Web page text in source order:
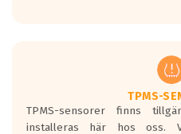
regelverket som introduceras
Ett däck med två svarta vågor
godkända för år 2016 nya
Ett däck med en svart våg
TPMS-
TPMS-sensorer finns
installeras här hos oss.